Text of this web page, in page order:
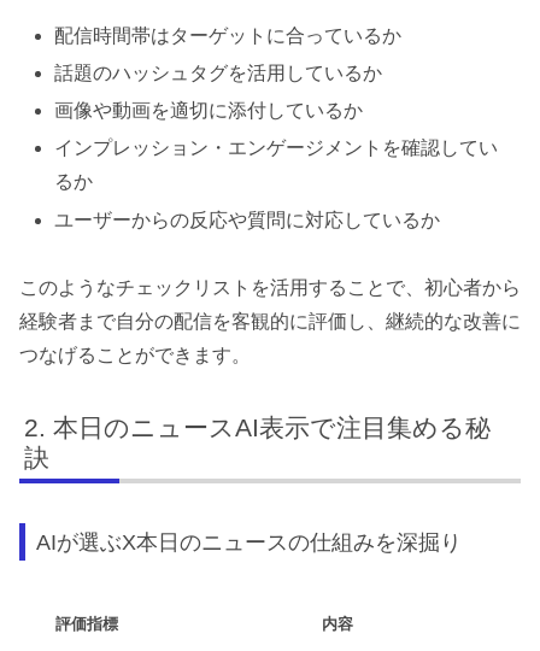
配信時間帯はターゲットに合っているか
話題のハッシュタグを活用しているか
画像や動画を適切に添付しているか
インプレッション・エンゲージメントを確認してい
るか
ユーザーからの反応や質問に対応しているか
このようなチェックリストを活用することで、初心者から
経験者まで自分の配信を客観的に評価し、継続的な改善に
つなげることができます。
本日のニュースAI表示で注目集める秘
訣
AIが選ぶX本日のニュースの仕組みを深掘り
評価指標 内容